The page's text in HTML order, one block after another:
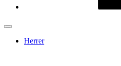
Herrer